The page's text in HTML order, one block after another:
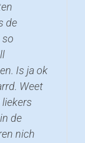
de
so
Is ja ok
Weet
liekers
de
nich